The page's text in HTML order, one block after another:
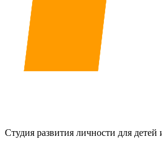
Студия развития личности для детей